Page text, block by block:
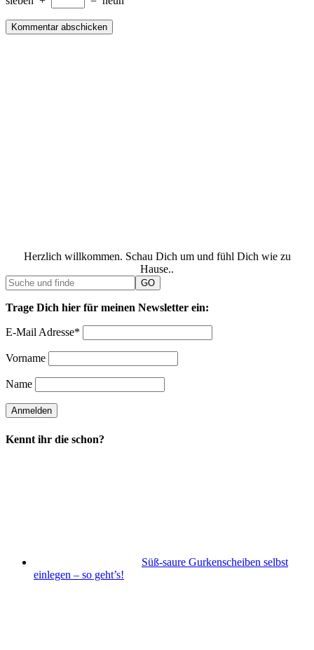
Herzlich willkommen. Schau Dich um und fühl Dich wie zu
Hause..
Trage Dich hier für meinen Newsletter ein:
E-Mail Adresse*
Vorname
Name
Kennt ihr die schon?
Süß-saure Gurkenscheiben selbst
einlegen – so geht’s!